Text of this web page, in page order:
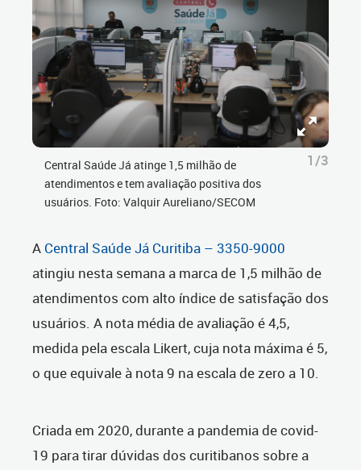
Central Saúde Já atinge 1,5 milhão de
atendimentos e tem avaliação positiva dos
usuários. Foto: Valquir Aureliano/SECOM
1/3
A Central Saúde Já Curitiba – 3350-9000
atingiu nesta semana a marca de 1,5 milhão de
atendimentos com alto índice de satisfação dos
usuários. A nota média de avaliação é 4,5,
medida pela escala Likert, cuja nota máxima é 5,
o que equivale à nota 9 na escala de zero a 10.
Criada em 2020, durante a pandemia de covid-
19 para tirar dúvidas dos curitibanos sobre a